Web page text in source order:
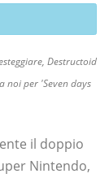
Destructoid
noi per 'Seven days
il doppio
Nintendo,